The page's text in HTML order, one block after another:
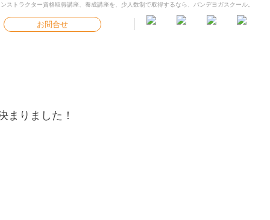
ストラクター資格取得講座、養成講座を、少人数制で取得するなら、バンデヨガスクール。
お問合せ
まりました！